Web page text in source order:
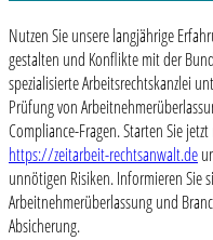
Nutzen Sie unsere langjährige
gestalten und Konflikte mit der
spezialisierte Arbeitsrechtskanzlei
Prüfung von
Compliance-Fragen. Starten Sie
https://zeitarbeit-rechtsanwalt.de
unnötigen Risiken. Informieren Sie
Arbeitnehmerüberlassung und
Absicherung.